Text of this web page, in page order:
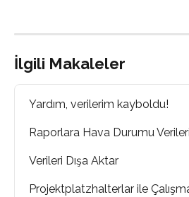
İlgili Makaleler
Yardım, verilerim kayboldu!
Raporlara Hava Durumu
Verileri Dışa Aktar
Projektplatzhalterlar ile